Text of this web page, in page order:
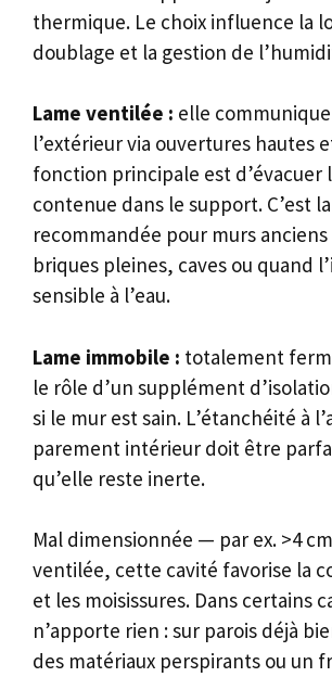
thermique. Le choix influence la
doublage et la gestion de
Lame ventilée : elle
l’extérieur via ouvertures hautes
fonction principale est d’évacuer
contenue dans le support. C’est
recommandée pour murs
briques pleines, caves ou quand
sensible à l’eau.
Lame immobile : totalement
le rôle d’un supplément
si le mur est sain. L’étanchéité à
parement intérieur doit être
qu’elle reste inerte.
Mal dimensionnée — par ex. >4
ventilée, cette cavité favorise la
et les moisissures. Dans certains
n’apporte rien : sur parois déjà
des matériaux perspirants ou un